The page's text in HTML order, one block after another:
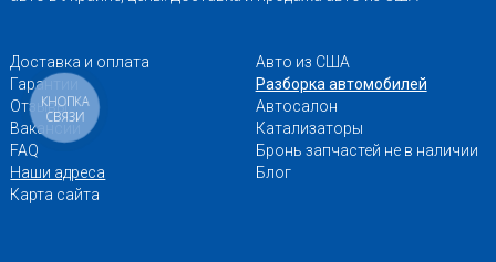
Доставка и оплата
Гарантии
Отзывы
Вакансии
FAQ
Наши адреса
Карта сайта
Авто из США
Разборка автомобилей
Автосалон
Катализаторы
Бронь запчастей не в наличии
Блог
КНОПКА
СВЯЗИ